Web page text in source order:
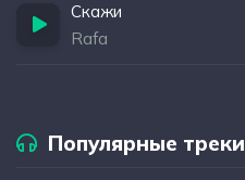
Скажи
Rafa
Популярные треки